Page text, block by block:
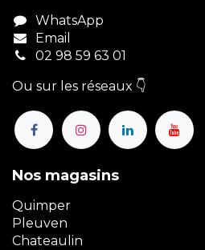
WhatsApp
Email
02 98 59 63 01
Ou sur les réseaux 👇
Nos magasins
Quimper
Pleuven
Chateaulin